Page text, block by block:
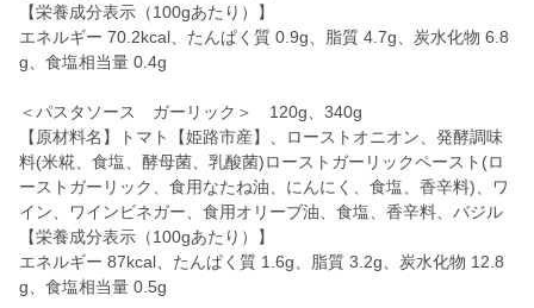
【栄養成分表示（100gあたり）】
エネルギー 70.2kcal、たんぱく質 0.9g、脂質 4.7g、炭水化物 6.8
g、食塩相当量 0.4g
＜パスタソース ガーリック＞ 120g、340g
【原材料名】トマト【姫路市産】、ローストオニオン、発酵調味
料(米糀、食塩、酵母菌、乳酸菌)ローストガーリックペースト(ロ
ーストガーリック、食用なたね油、にんにく、食塩、香辛料)、ワ
イン、ワインビネガー、食用オリーブ油、食塩、香辛料、バジル
【栄養成分表示（100gあたり）】
エネルギー 87kcal、たんぱく質 1.6g、脂質 3.2g、炭水化物 12.8
g、食塩相当量 0.5g